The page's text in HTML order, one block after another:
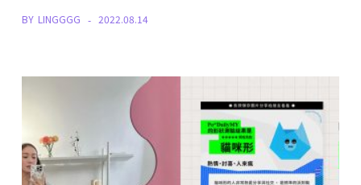
BY LINGGGG 2022.08.14